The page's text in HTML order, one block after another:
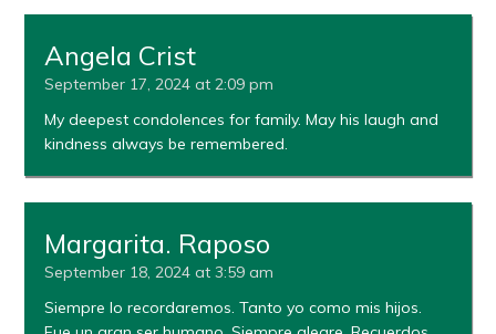
Angela Crist
September 17, 2024 at 2:09 pm
My deepest condolences for family. May his laugh and
kindness always be remembered.
Margarita. Raposo
September 18, 2024 at 3:59 am
Siempre lo recordaremos. Tanto yo como mis hijos.